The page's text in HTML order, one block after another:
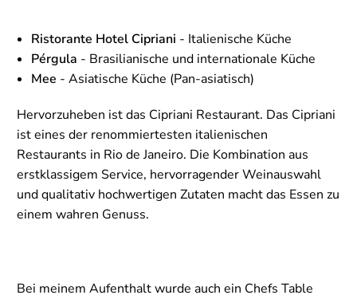
Ristorante Hotel Cipriani - Italienische Küche
Pérgula - Brasilianische und internationale Küche
Mee - Asiatische Küche (Pan-asiatisch)
Hervorzuheben ist das Cipriani Restaurant. Das Cipriani
ist eines der renommiertesten italienischen
Restaurants in Rio de Janeiro. Die Kombination aus
erstklassigem Service, hervorragender Weinauswahl
und qualitativ hochwertigen Zutaten macht das Essen zu
einem wahren Genuss.
Bei meinem Aufenthalt wurde auch ein Chefs Table